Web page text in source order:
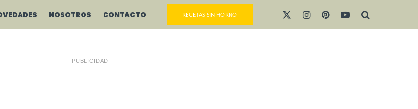
NOSOTROS CONTACTO RECETAS SIN HORNO
PUBLICIDAD